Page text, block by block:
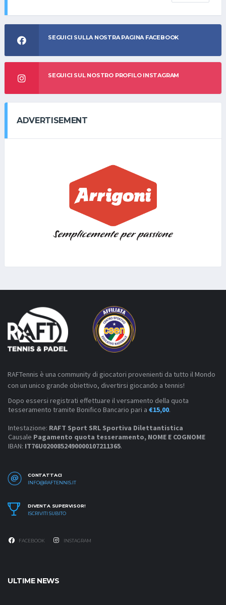
SEGUICI SULLA NOSTRA PAGINA FACEBOOK
SEGUICI SUL NOSTRO PROFILO INSTAGRAM
ADVERTISEMENT
RAFTennis è una community di giocatori provenienti da tutto il Mondo
con un unico grande obiettivo, divertirsi giocando a tennis!
Dopo essersi registrati effettuare il versamento della quota
tesseramento tramite Bonifico Bancario pari a €15,00.
Intestazione: RAFT Sport SRL Sportiva Dilettantistica
Causale Pagamento quota tesseramento, NOME E COGNOME
IBAN: IT76U0200852490000107211365.
CONTATTACI
INFO@RAFTENNIS.IT
DIVENTA SUPERVISOR!
ISCRIVITI SUBITO
FACEBOOK INSTAGRAM
ULTIME NEWS